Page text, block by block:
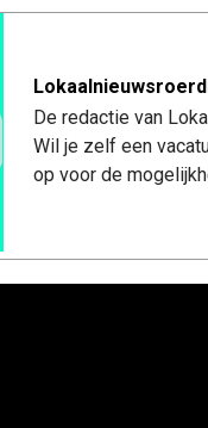
De redactie van
Wil je zelf een
op voor de